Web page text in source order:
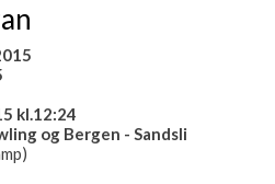
kl.12:24
og Bergen - Sandsli